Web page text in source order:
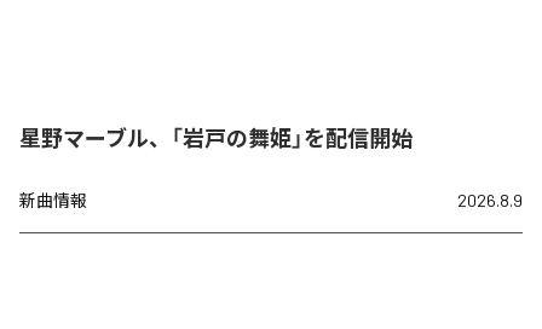
星野マーブル、「岩戸の舞姫」を配信開始
新曲情報 2026.8.9